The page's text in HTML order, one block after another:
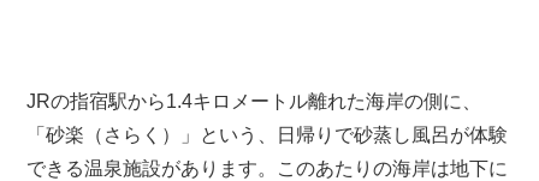
JRの指宿駅から1.4キロメートル離れた海岸の側に、
「砂楽（さらく）」という、日帰りで砂蒸し風呂が体験
できる温泉施設があります。このあたりの海岸は地下に